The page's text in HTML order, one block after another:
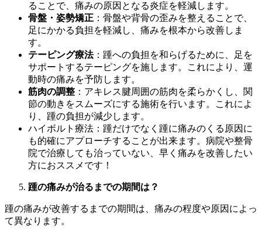
ることで、痛みの原因となる炎症を軽減します。
骨盤・姿勢矯正 ：骨盤や背骨の歪みを整えることで、
足にかかる負担を軽減し、痛みを根本から改善しま
す。
テーピング療法：踵への負担を和らげるために、足を
サポートするテーピングを施します。これにより、運
動時の痛みを予防します。
筋肉の調整 ：アキレス腱周囲の筋肉を柔らかくし、関
節の動きをスムーズにする施術を行います。これによ
り、踵の負担が減少します。
ハイボルト療法：踵だけでなく踵に痛みのくる原因に
も的確にアプローチすることが出来ます。病院や整骨
院で治療しても治っていない、早く痛みを改善したい
方におススメです！
踵の痛みが治るまでの期間は？
踵の痛みが改善するまでの期間は、痛みの程度や原因によっ
て異なります。